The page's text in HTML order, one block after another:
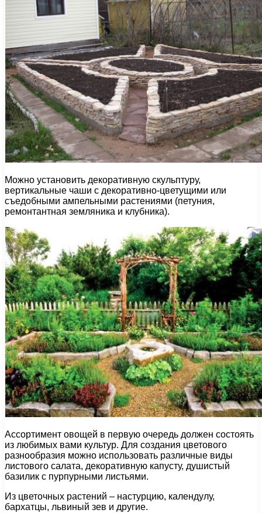
Можно установить декоративную скульптуру,
вертикальные чаши с декоративно-цветущими или
съедобными ампельными растениями (петуния,
ремонтантная земляника и клубника).
Ассортимент овощей в первую очередь должен состоять
из любимых вами культур. Для создания цветового
разнообразия можно использовать различные виды
листового салата, декоративную капусту, душистый
базилик с пурпурными листьями.
Из цветочных растений – настурцию, календулу,
бархатцы, львиный зев и другие.